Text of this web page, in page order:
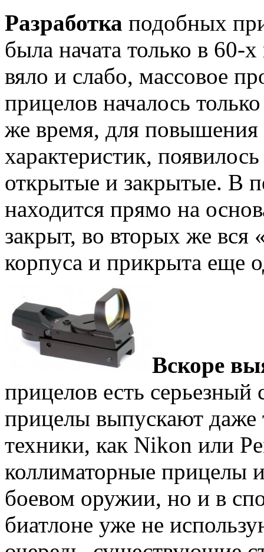
Разработка подобных
была начата только в 60-
вяло и слабо, массовое
прицелов началось
же время, для повышения
характеристик,
открытые и закрытые. В
находится прямо на
закрыт, во вторых же вся
корпуса и прикрыта еще
Вскоре
прицелов есть
прицелы выпускают даже
техники, как Nikon или
коллиматорные прицелы
боевом оружии, но и в
биатлоне уже не